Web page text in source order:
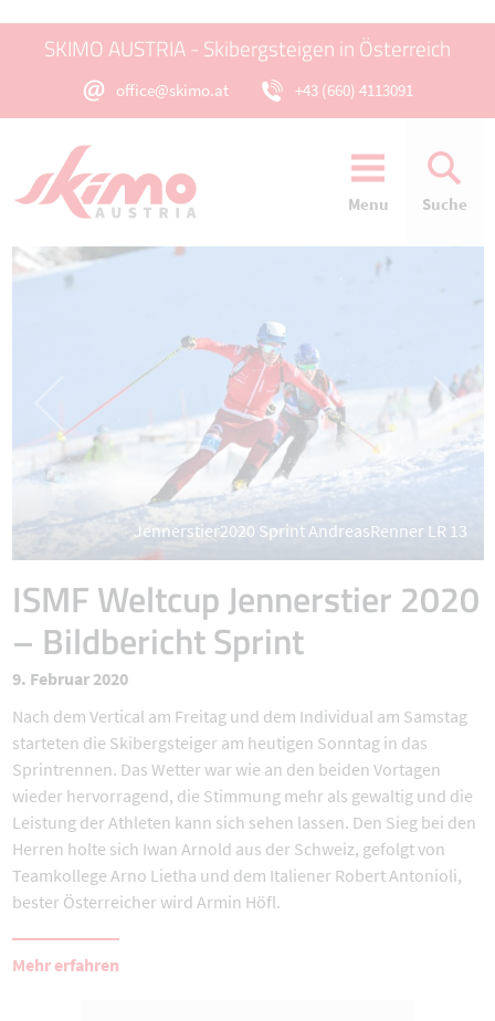
SKIMO AUSTRIA - Skibergsteigen in Österreich
office@skimo.at +43 (660) 4113091
Menu Suche
Jennerstier2020 Sprint AndreasRenner LR 13
ISMF Weltcup Jennerstier 2020
– Bildbericht Sprint
9. Februar 2020
Nach dem Vertical am Freitag und dem Individual am Samstag
starteten die Skibergsteiger am heutigen Sonntag in das
Sprintrennen. Das Wetter war wie an den beiden Vortagen
wieder hervorragend, die Stimmung mehr als gewaltig und die
Leistung der Athleten kann sich sehen lassen. Den Sieg bei den
Herren holte sich Iwan Arnold aus der Schweiz, gefolgt von
Teamkollege Arno Lietha und dem Italiener Robert Antonioli,
bester Österreicher wird Armin Höfl.
Mehr erfahren